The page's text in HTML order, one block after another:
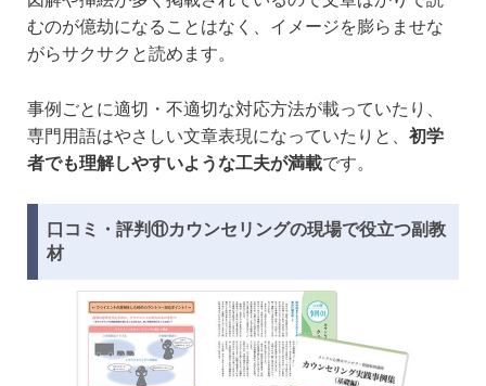
むのが億劫になることはなく、イメージを膨らませな
がらサクサクと読めます。
事例ごとに適切・不適切な対応方法が載っていたり、
専門用語はやさしい文章表現になっていたりと、 初学
者でも理解しやすいような工夫が満載です。
口コミ・評判⑪カウンセリングの現場で役立つ副教
材